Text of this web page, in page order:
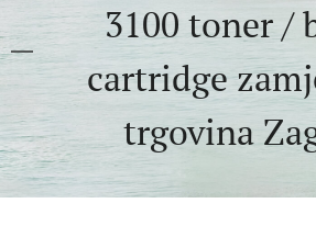
3100 toner /
cartridge
trgovina